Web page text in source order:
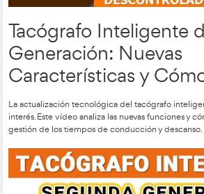
Una Pareja
Parando Un
Descontrolado
Una historia real y conmovedora que
muestra cómo el valor y la rapidez de
tragedia. Una mezcla perfecta de